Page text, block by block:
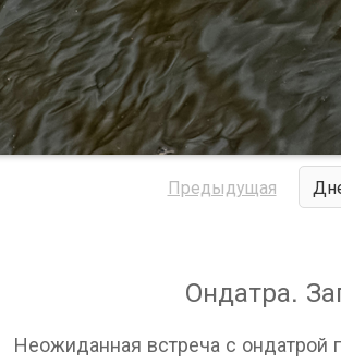
Предыдущая
Ондатра.
Неожиданная встреча с ондатрой